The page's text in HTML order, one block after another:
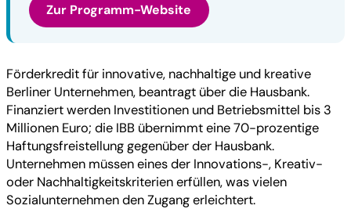
Zur Programm-Website
Förderkredit für innovative, nachhaltige und kreative
Berliner Unternehmen, beantragt über die Hausbank.
Finanziert werden Investitionen und Betriebsmittel bis 3
Millionen Euro; die IBB übernimmt eine 70-prozentige
Haftungsfreistellung gegenüber der Hausbank.
Unternehmen müssen eines der Innovations-, Kreativ-
oder Nachhaltigkeitskriterien erfüllen, was vielen
Sozialunternehmen den Zugang erleichtert.